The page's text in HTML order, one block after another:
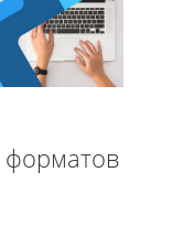
форматов